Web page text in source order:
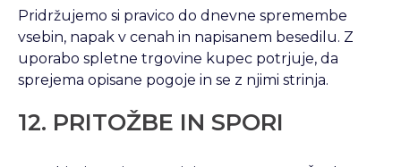
Pridržujemo si pravico do dnevne spremembe
vsebin, napak v cenah in napisanem besedilu. Z
uporabo spletne trgovine kupec potrjuje, da
sprejema opisane pogoje in se z njimi strinja.
12. PRITOŽBE IN SPORI